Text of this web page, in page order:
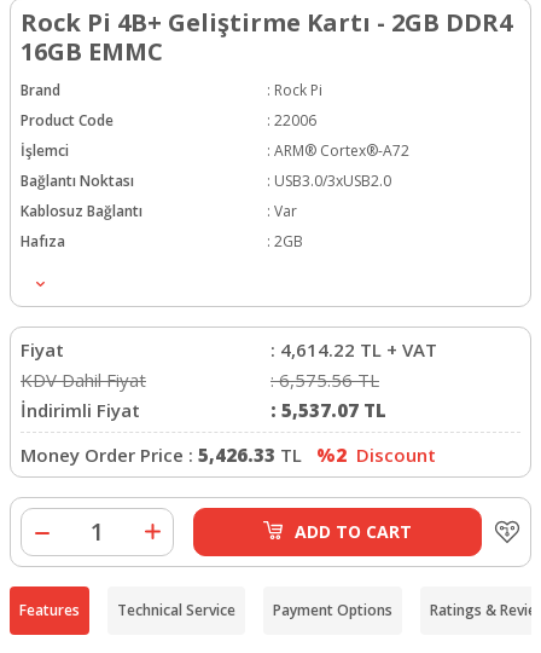
Rock Pi 4B+ Geliştirme Kartı - 2GB DDR4
16GB EMMC
Brand : Rock Pi
Product Code
: 22006
İşlemci
: ARM® Cortex®-A72
Bağlantı Noktası
: USB3.0/3xUSB2.0
Kablosuz Bağlantı
: Var
Hafıza
: 2GB
Fiyat : 4,614.22 TL + VAT
KDV Dahil Fiyat
:6,575.56TL
İndirimli Fiyat
: 5,537.07 TL
Money Order Price : 5,426.33 TL %2 Discount
ADD TO CART
Features Technical Service Payment Options Ratings &